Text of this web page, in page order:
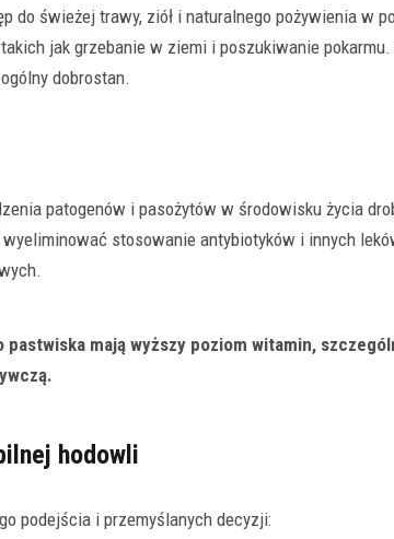
do świeżej trawy, ziół i naturalnego pożywienia w
jak grzebanie w ziemi i poszukiwanie
dobrostan.
patogenów i pasożytów w środowisku życia
stosowanie antybiotyków i innych
mają wyższy poziom witamin,
hodowli
podejścia i przemyślanych decyzji: